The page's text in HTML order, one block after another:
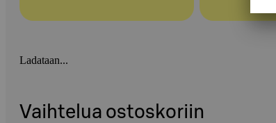
Ladataan...
Vaihtelua ostoskoriin